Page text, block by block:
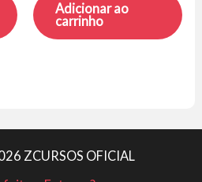
Adicionar ao
carrinho
ZCURSOS OFICIAL